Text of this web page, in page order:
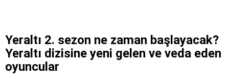
Yeraltı 2. sezon ne zaman başlayacak?
Yeraltı dizisine yeni gelen ve veda eden
oyuncular